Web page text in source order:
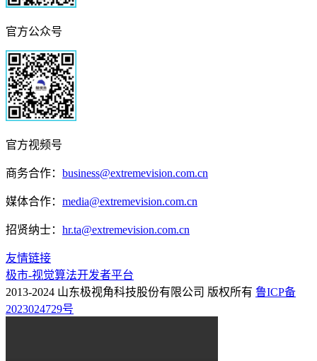
官方公众号
官方视频号
商务合作： business@extremevision.com.cn
媒体合作： media@extremevision.com.cn
招贤纳士： hr.ta@extremevision.com.cn
友情链接
极市-视觉算法开发者平台
2013-2024 山东极视角科技股份有限公司 版权所有 鲁ICP备
2023024729号